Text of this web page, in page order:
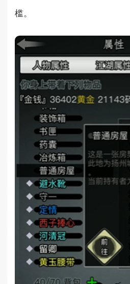
槛。